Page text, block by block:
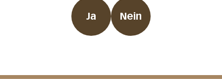
Ja Nein